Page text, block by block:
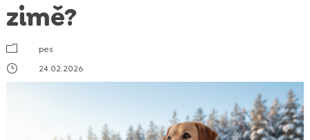
zimě?
m
pes
}
24.02.2026